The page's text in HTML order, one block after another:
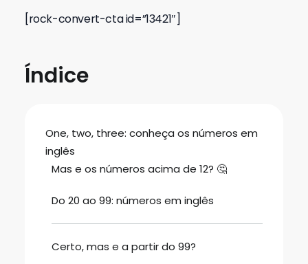
[rock-convert-cta id=”13421″]
Índice
One, two, three: conheça os números em
inglês
Mas e os números acima de 12? 🤔
Do 20 ao 99: números em inglês
Certo, mas e a partir do 99?